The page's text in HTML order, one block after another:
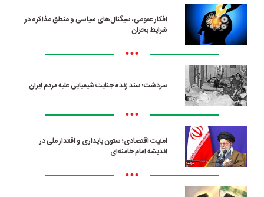
افکار عمومی، سیگنال‌های سیاسی و منطق مذاکره در
شرایط بحران
•••
سردشت؛ سند زنده جنایت شیمیایی علیه مردم ایران
•••
امنیت اقتصادی؛ ستون پایداری و اقتدار ملی در
اندیشه امام خامنه‌ای
•••